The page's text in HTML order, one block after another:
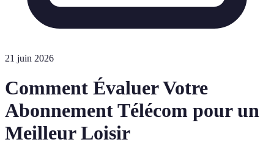
21 juin 2026
Comment Évaluer Votre
Abonnement Télécom pour un
Meilleur Loisir